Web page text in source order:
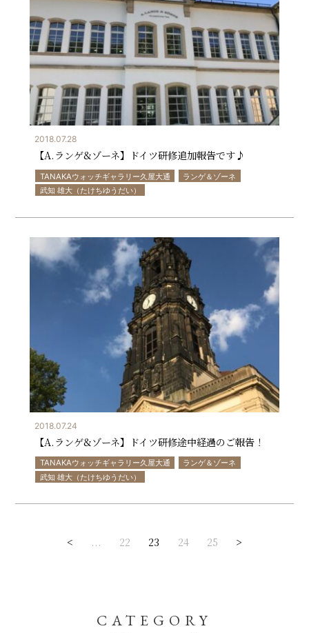
2018.07.28
【A.ランゲ&ゾーネ】ドイツ研修追加報告です♪
TANAKAウォッチギャラリー久屋大通
ランゲ＆ゾーネ
武知 雄大（たけちゆうだい）
2018.07.24
【A.ランゲ&ゾーネ】ドイツ研修途中経過のご報告！
TANAKAウォッチギャラリー久屋大通
ランゲ＆ゾーネ
武知 雄大（たけちゆうだい）
< ... 22 23 24 25 >
CATEGORY